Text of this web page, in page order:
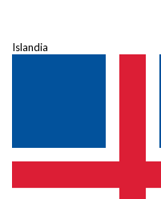
Islandia